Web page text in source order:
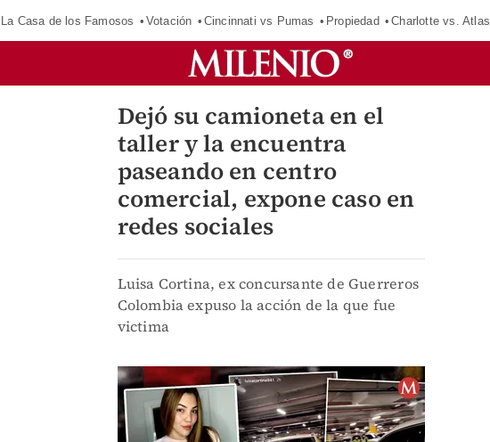
La Casa de los Famosos Votación Cincinnati vs Pumas Propiedad Charlotte vs. Atlas
Dejó su camioneta en el
taller y la encuentra
paseando en centro
comercial, expone caso en
redes sociales
Luisa Cortina, ex concursante de Guerreros
Colombia expuso la acción de la que fue
victima